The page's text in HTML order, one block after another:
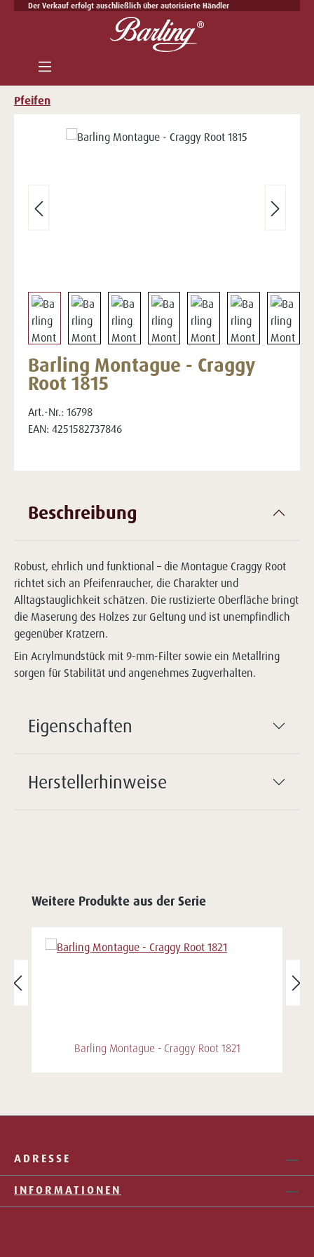
Zum Hauptinhalt springen
Der Verkauf erfolgt auschließlich über autorisierte Händler
Pfeifen
Bildergalerie überspringen
Barling Montague - Craggy
Root 1815
Art.-Nr.: 16798
EAN: 4251582737846
Beschreibung
Robust, ehrlich und funktional – die Montague Craggy Root
richtet sich an Pfeifenraucher, die Charakter und
Alltagstauglichkeit schätzen. Die rustizierte Oberfläche bringt
die Maserung des Holzes zur Geltung und ist unempfindlich
gegenüber Kratzern.
Ein Acrylmundstück mit 9-mm-Filter sowie ein Metallring
sorgen für Stabilität und angenehmes Zugverhalten.
Eigenschaften
Herstellerhinweise
Weitere Produkte aus der Serie
Barling Montague - Craggy Root 1821
ADRESSE
INFORMATIONEN